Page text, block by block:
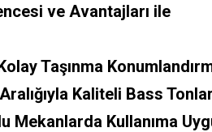
ve Avantajları ile
Taşınma
Kaliteli Bass
Mekanlarda Kullanıma